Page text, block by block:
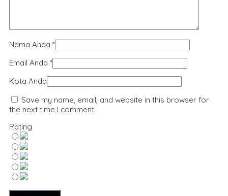
Nama Anda *
Email Anda *
Kota Anda
Save my name, email, and website in this browser for
the next time I comment.
Rating